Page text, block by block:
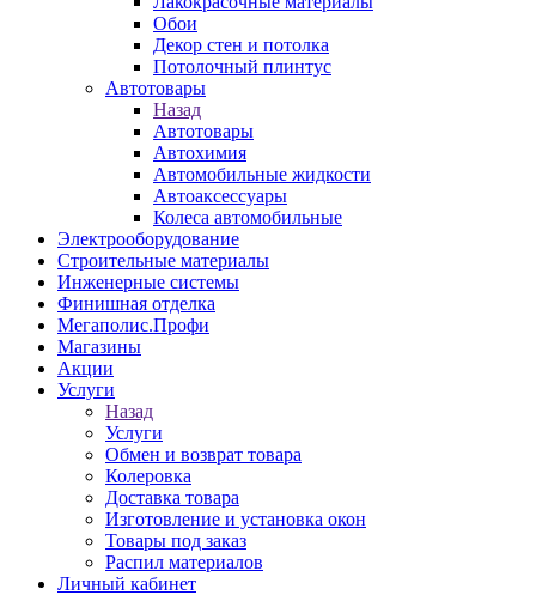
Обои
Декор стен и потолка
Потолочный плинтус
Автотовары
Назад
Автотовары
Автохимия
Автомобильные жидкости
Автоаксессуары
Колеса автомобильные
Электрооборудование
Строительные материалы
Инженерные системы
Финишная отделка
Мегаполис.Профи
Магазины
Акции
Услуги
Назад
Услуги
Обмен и возврат товара
Колеровка
Доставка товара
Изготовление и установка окон
Товары под заказ
Распил материалов
Личный кабинет